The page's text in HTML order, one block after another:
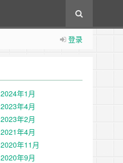
登录
2024年1月
2023年4月
2023年2月
2021年4月
2020年11月
2020年9月